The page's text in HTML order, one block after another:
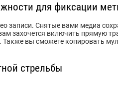
для фиксации
записи. Снятые вами медиа
захочется включить прямую
вы сможете копировать
стрельбы